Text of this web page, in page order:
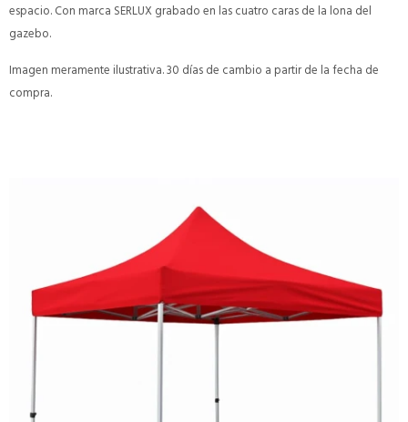
espacio. Con marca SERLUX grabado en las cuatro caras de la lona del
gazebo.
Imagen meramente ilustrativa. 30 días de cambio a partir de la fecha de
compra.